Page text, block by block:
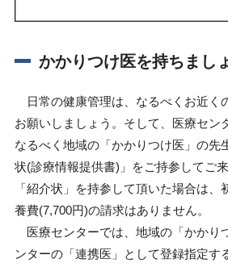
かかりつけ医を持ちまし
日常の健康管理は、なるべくお近く
お願いしましょう。そして、医療セン
なるべく地域の「かかりつけ医」の先
状(診療情報提供書)」をご持参してご
「紹介状」を持参して頂いた場合は、
養費(7,700円)の請求はありません。
医療センターでは、地域の「かかり
ンターの「連携医」として登録指定す